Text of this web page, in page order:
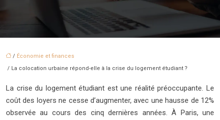
/ Économie et finances
/ La colocation urbaine répond-elle à la crise du logement étudiant ?
La crise du logement étudiant est une réalité préoccupante. Le
coût des loyers ne cesse d’augmenter, avec une hausse de 12%
observée au cours des cinq dernières années. À Paris, une